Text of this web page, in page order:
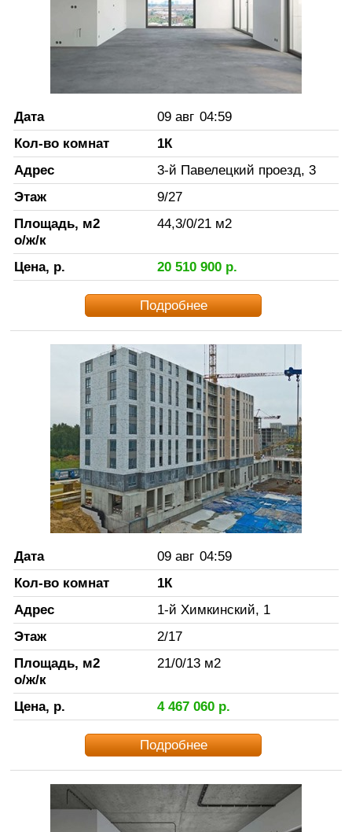
Дата 09 авг 04:59
Кол-во комнат
1К
Адрес
3-й Павелецкий проезд, 3
Этаж
9/27
Площадь, м2
о/ж/к
44,3/0/21 м2
Цена, р. 20 510 900р.
Подробнее
Дата 09 авг 04:59
Кол-во комнат
1К
Адрес
1-й Химкинский, 1
Этаж
2/17
Площадь, м2
о/ж/к
21/0/13 м2
Цена, р. 4 467 060р.
Подробнее